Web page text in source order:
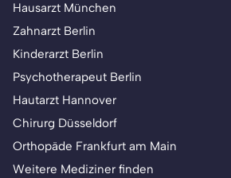
Hausarzt München
Zahnarzt Berlin
Kinderarzt Berlin
Psychotherapeut Berlin
Hautarzt Hannover
Chirurg Düsseldorf
Orthopäde Frankfurt am Main
Weitere Mediziner finden